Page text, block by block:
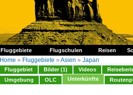
Fluggebiete Flugschulen Reisen
Home » Fluggebiete » Asien » Japan
Fluggebiet Bilder (1) Videos
Umgebung
OLC Unterkünfte